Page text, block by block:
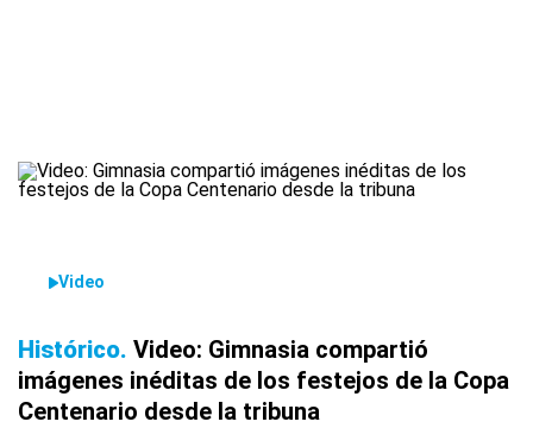
Video
Histórico Video: Gimnasia compartió
imágenes inéditas de los festejos de la Copa
Centenario desde la tribuna